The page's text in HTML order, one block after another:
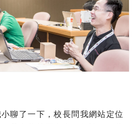
聊了一下，校長問我網站定位